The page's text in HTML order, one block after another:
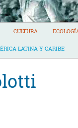
CULTURA
LATINA Y CARIBE